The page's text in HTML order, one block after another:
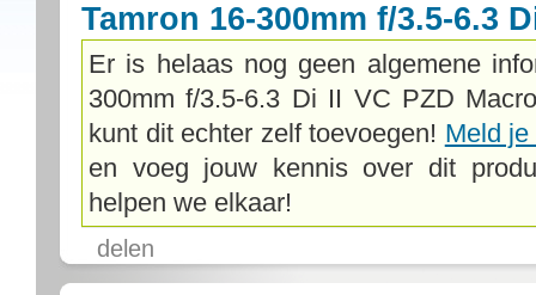
Tamron 16-300mm f/3.5-6.3
Er is helaas nog geen algemene
300mm f/3.5-6.3 Di II VC PZD
kunt dit echter zelf toevoegen! Meld je
en voeg jouw kennis over dit
helpen we elkaar!
delen